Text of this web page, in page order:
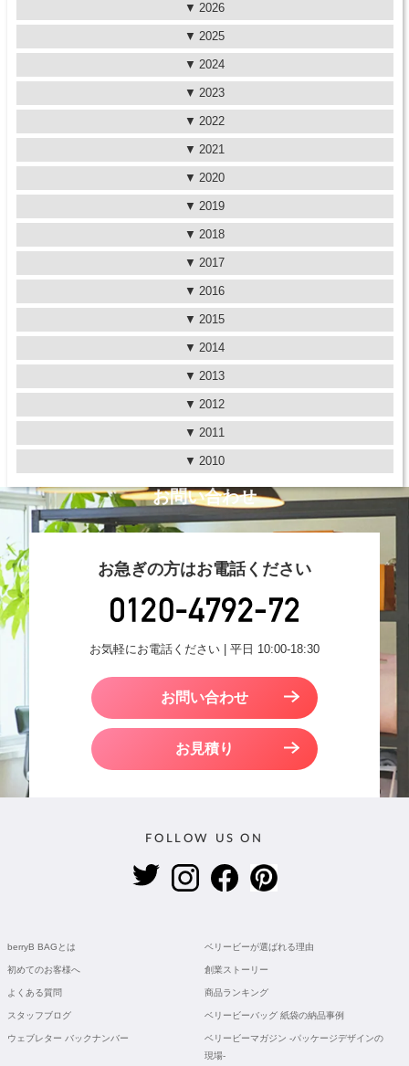
2026
2025
2024
2023
2022
2021
2020
2019
2018
2017
2016
2015
2014
2013
2012
2011
2010
お問い合わせ
お急ぎの方はお電話ください
お気軽にお電話ください | 平日 10:00-18:30
お問い合わせ
お見積り
FOLLOW US ON
berryB BAGとは ベリービーが選ばれる理由
初めてのお客様へ 創業ストーリー
よくある質問 商品ランキング
スタッフブログ ベリービーバッグ 紙袋の納品事例
ウェブレター バックナンバー
ベリービーマガジン -パッケージデザインの
現場-